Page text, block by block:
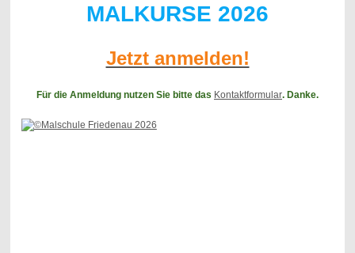
MALKURSE 2026
Jetzt anmelden!
Für die Anmeldung nutzen Sie bitte das Kontaktformular. Danke.